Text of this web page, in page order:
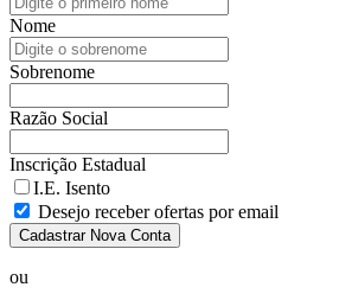
Nome
Sobrenome
Razão Social
Inscrição Estadual
I.E. Isento
Desejo receber ofertas por email
Cadastrar Nova Conta
ou